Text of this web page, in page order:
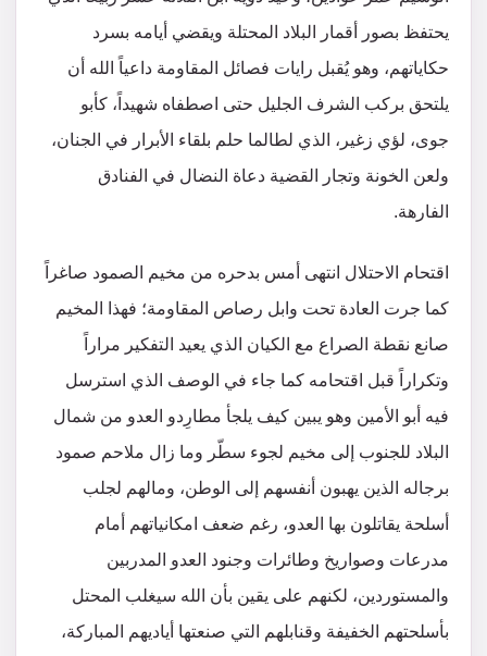
يحتفظ بصور أقمار البلاد المحتلة ويقضي أيامه بسرد
حكاياتهم، وهو يُقبل رايات فصائل المقاومة داعياً الله أن
يلتحق بركب الشرف الجليل حتى اصطفاه شهيداً، كأبو
جوى، لؤي زغير، الذي لطالما حلم بلقاء الأبرار في الجنان،
ولعن الخونة وتجار القضية دعاة النضال في الفنادق
الفارهة.
اقتحام الاحتلال انتهى أمس بدحره من مخيم الصمود صاغراً
كما جرت العادة تحت وابل رصاص المقاومة؛ فهذا المخيم
صانع نقطة الصراع مع الكيان الذي يعيد التفكير مراراً
وتكراراً قبل اقتحامه كما جاء في الوصف الذي استرسل
فيه أبو الأمين وهو يبين كيف يلجأ مطارِدو العدو من شمال
البلاد للجنوب إلى مخيم لجوء سطّر وما زال ملاحم صمود
برجاله الذين يهبون أنفسهم إلى الوطن، ومالهم لجلب
أسلحة يقاتلون بها العدو، رغم ضعف امكانياتهم أمام
مدرعات وصواريخ وطائرات وجنود العدو المدربين
والمستوردين، لكنهم على يقين بأن الله سيغلب المحتل
بأسلحتهم الخفيفة وقنابلهم التي صنعتها أياديهم المباركة،